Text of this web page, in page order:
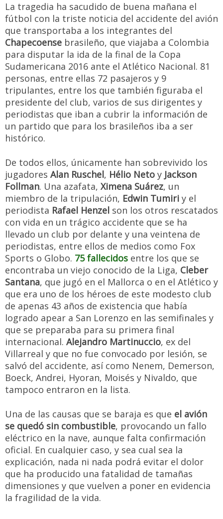
La tragedia ha sacudido de buena mañana el
fútbol con la triste noticia del accidente del avión
que transportaba a los integrantes del
Chapecoense brasileño, que viajaba a Colombia
para disputar la ida de la final de la Copa
Sudamericana 2016 ante el Atlético Nacional. 81
personas, entre ellas 72 pasajeros y 9
tripulantes, entre los que también figuraba el
presidente del club, varios de sus dirigentes y
periodistas que iban a cubrir la información de
un partido que para los brasileños iba a ser
histórico.
De todos ellos, únicamente han sobrevivido los
jugadores Alan Ruschel, Hélio Neto y Jackson
Follman. Una azafata, Ximena Suárez, un
miembro de la tripulación, Edwin Tumiri y el
periodista Rafael Henzel son los otros rescatados
con vida en un trágico accidente que se ha
llevado un club por delante y una veintena de
periodistas, entre ellos de medios como Fox
Sports o Globo. 75 fallecidos entre los que se
encontraba un viejo conocido de la Liga, Cleber
Santana, que jugó en el Mallorca o en el Atlético y
que era uno de los héroes de este modesto club
de apenas 43 años de existencia que había
logrado apear a San Lorenzo en las semifinales y
que se preparaba para su primera final
internacional. Alejandro Martinuccio, ex del
Villarreal y que no fue convocado por lesión, se
salvó del accidente, así como Nenem, Demerson,
Boeck, Andrei, Hyoran, Moisés y Nivaldo, que
tampoco entraron en la lista.
Una de las causas que se baraja es que el avión
se quedó sin combustible, provocando un fallo
eléctrico en la nave, aunque falta confirmación
oficial. En cualquier caso, y sea cual sea la
explicación, nada ni nada podrá evitar el dolor
que ha producido una fatalidad de tamañas
dimensiones y que vuelven a poner en evidencia
la fragilidad de la vida.